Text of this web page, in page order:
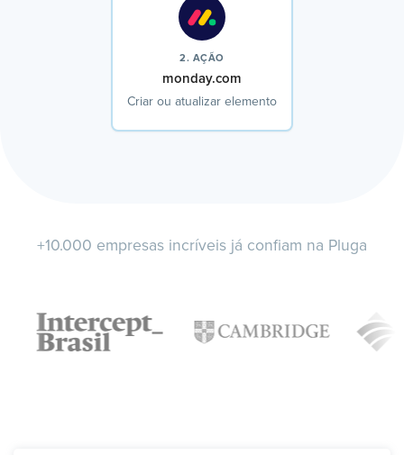
2. AÇÃO
monday.com
Criar ou atualizar elemento
+10.000 empresas incríveis já confiam na Pluga